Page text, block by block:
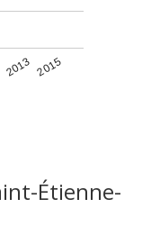
2013 2015
Étienne-